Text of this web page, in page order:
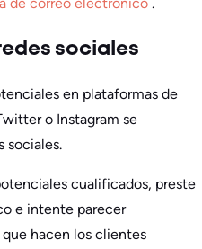
sociales
en plataformas de
o Instagram se
sociales.
cualificados, preste
e intente parecer
hacen los clientes